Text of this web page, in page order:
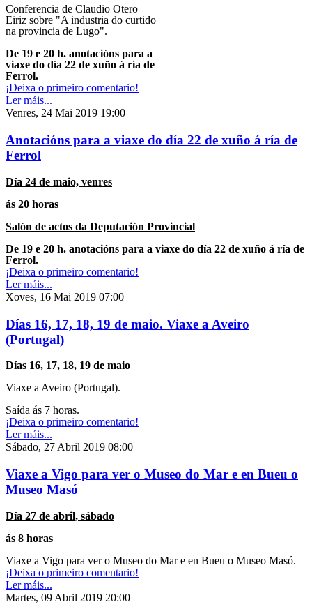
Conferencia de Claudio Otero
Eiriz sobre "A industria do curtido
na provincia de Lugo".
De 19 e 20 h. anotacións para a
viaxe do día 22 de xuño á ría de
Ferrol.
¡Deixa o primeiro comentario!
Ler máis...
Venres, 24 Mai 2019 19:00
Anotacións para a viaxe do día 22 de xuño á ría de
Ferrol
Día 24 de maio, venres
ás 20 horas
Salón de actos da Deputación Provincial
De 19 e 20 h. anotacións para a viaxe do día 22 de xuño á ría de
Ferrol.
¡Deixa o primeiro comentario!
Ler máis...
Xoves, 16 Mai 2019 07:00
Días 16, 17, 18, 19 de maio. Viaxe a Aveiro
(Portugal)
Días 16, 17, 18, 19 de maio
Viaxe a Aveiro (Portugal).
Saída ás 7 horas.
¡Deixa o primeiro comentario!
Ler máis...
Sábado, 27 Abril 2019 08:00
Viaxe a Vigo para ver o Museo do Mar e en Bueu o
Museo Masó
Día 27 de abril, sábado
ás 8 horas
Viaxe a Vigo para ver o Museo do Mar e en Bueu o Museo Masó.
¡Deixa o primeiro comentario!
Ler máis...
Martes, 09 Abril 2019 20:00